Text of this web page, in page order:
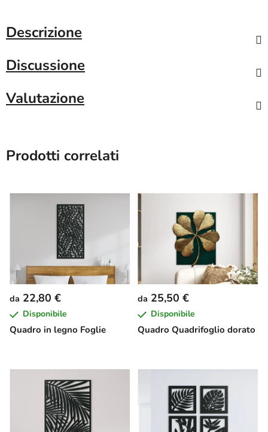
Descrizione
Discussione
Valutazione
Prodotti correlati
Quadro in legno Foglie
da 22,80 €
Disponibile
Quadro Quadrifoglio dorato
da 25,50 €
Disponibile